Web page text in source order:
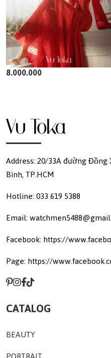
8.000.000
Address: 20/33A đường Đồng
Bình, TP.HCM
Hotline: 033 619 5388
Email:
Facebook: https://
Page: https://
CATALOG
BEAUTY